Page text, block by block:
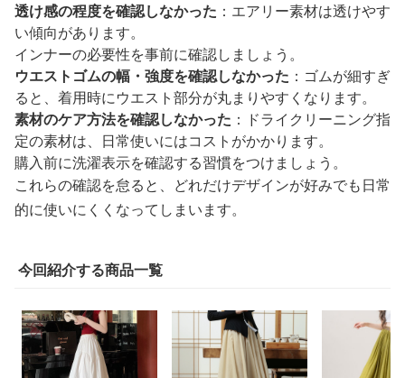
透け感の程度を確認しなかった ：エアリー素材は透けやす
い傾向があります。
インナーの必要性を事前に確認しましょう。
ウエストゴムの幅・強度を確認しなかった ：ゴムが細すぎ
ると、着用時にウエスト部分が丸まりやすくなります。
素材のケア方法を確認しなかった ：ドライクリーニング指
定の素材は、日常使いにはコストがかかります。
購入前に洗濯表示を確認する習慣をつけましょう。
これらの確認を怠ると、どれだけデザインが好みでも日常
的に使いにくくなってしまいます。
今回紹介する商品一覧